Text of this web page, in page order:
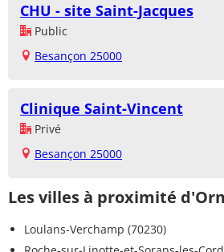
CHU - site Saint-Jacques
Public
Besançon 25000
Clinique Saint-Vincent
Privé
Besançon 25000
Les villes à proximité
Loulans-Verchamp (70230)